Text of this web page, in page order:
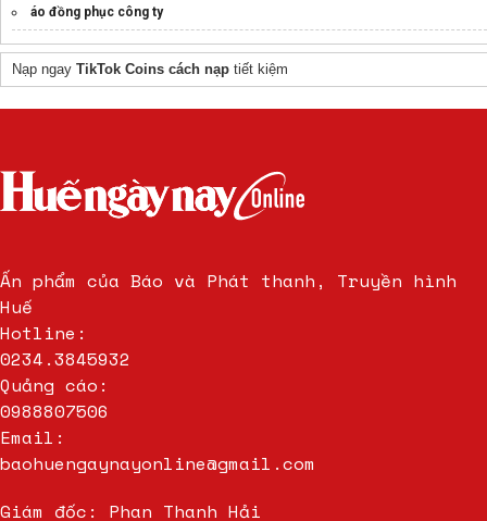
áo đồng phục công ty
Nạp ngay TikTok Coins cách nạp tiết kiệm
Ấn phẩm của Báo và Phát thanh, Truyền hình
Huế
Hotline:
0234.3845932
Quảng cáo:
0988807506
Email:
baohuengaynayonline@gmail.com
Giám đốc: Phan Thanh Hải